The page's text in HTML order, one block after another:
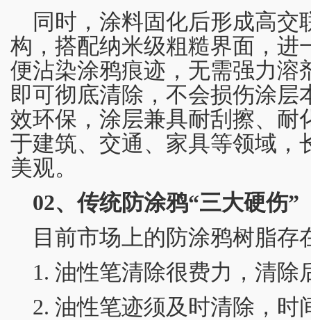
同时，涂料固化后形成高交
构，搭配纳米级粗糙界面，进
便沾染涂鸦痕迹，无需强力溶
即可彻底清除，不会损伤涂层
效环保，涂层兼具耐刮擦、耐
于建筑、交通、家具等领域，
美观。
02、传统防涂鸦“三大硬伤”
目前市场上的防涂鸦树脂存
1. 油性笔清除很费力，清除
2. 油性笔迹须及时清除，时